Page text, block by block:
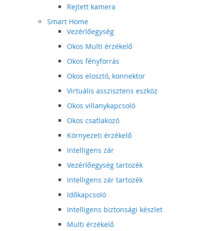
Rejtett kamera
Smart Home
Vezérlőegység
Okos Multi érzékelő
Okos fényforrás
Okos elosztó, konnektor
Virtuális asszisztens eszköz
Okos villanykapcsoló
Okos csatlakozó
Környezeti érzékelő
Intelligens zár
Vezérlőegység tartozék
Intelligens zár tartozék
Időkapcsoló
Intelligens biztonsági készlet
Multi érzékelő